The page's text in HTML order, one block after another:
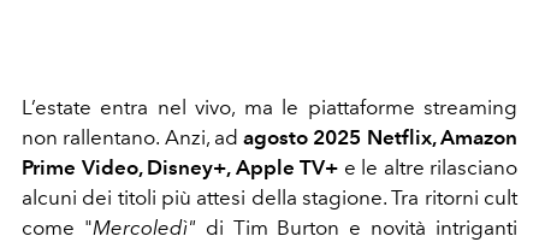
L’estate entra nel vivo, ma le piattaforme streaming
non rallentano. Anzi, adagosto 2025 Netflix, Amazon
Prime Video, Disney+, Apple TV+ e le altre rilasciano
alcuni dei titoli più attesi della stagione. Tra ritorni cult
come "Mercoledì" di Tim Burton e novità intriganti